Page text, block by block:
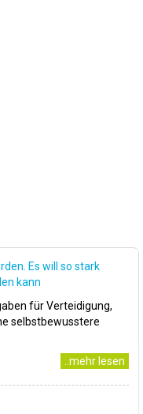
Es will so stark
kann
für Verteidigung,
selbstbewusstere
..mehr lesen